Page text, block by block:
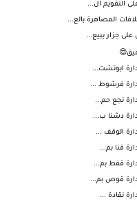
المصاهرة بالع...
ابوتشت...
فرشوط ...
نجع حم...
دشنا ب...
الوقف ...
قنا بم...
قفط بم...
قوص بم...
نقادة ...